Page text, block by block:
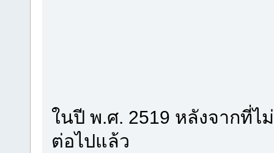
ในปี พ.ศ. 2519 หลังจากที่
ต่อไปแล้ว